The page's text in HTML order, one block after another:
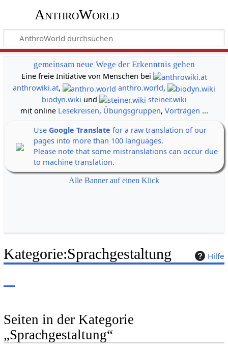
AnthroWorld
gemeinsam neue Wege der Erkenntnis gehen
Eine freie Initiative von Menschen bei
anthrowiki.at, anthro.world,
biodyn.wiki und
steiner.wiki
mit online Lesekreisen, Übungsgruppen, Vorträgen ...
Use Google Translate for a raw translation of our
pages into more than 100 languages.
Please note that some mistranslations can occur due
to machine translation.
Alle Banner auf einen Klick
Hilfe
Kategorie:Sprachgestaltung
Seiten in der Kategorie
„Sprachgestaltung“